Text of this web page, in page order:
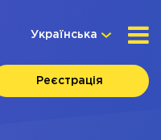
Українська
Реєстрація